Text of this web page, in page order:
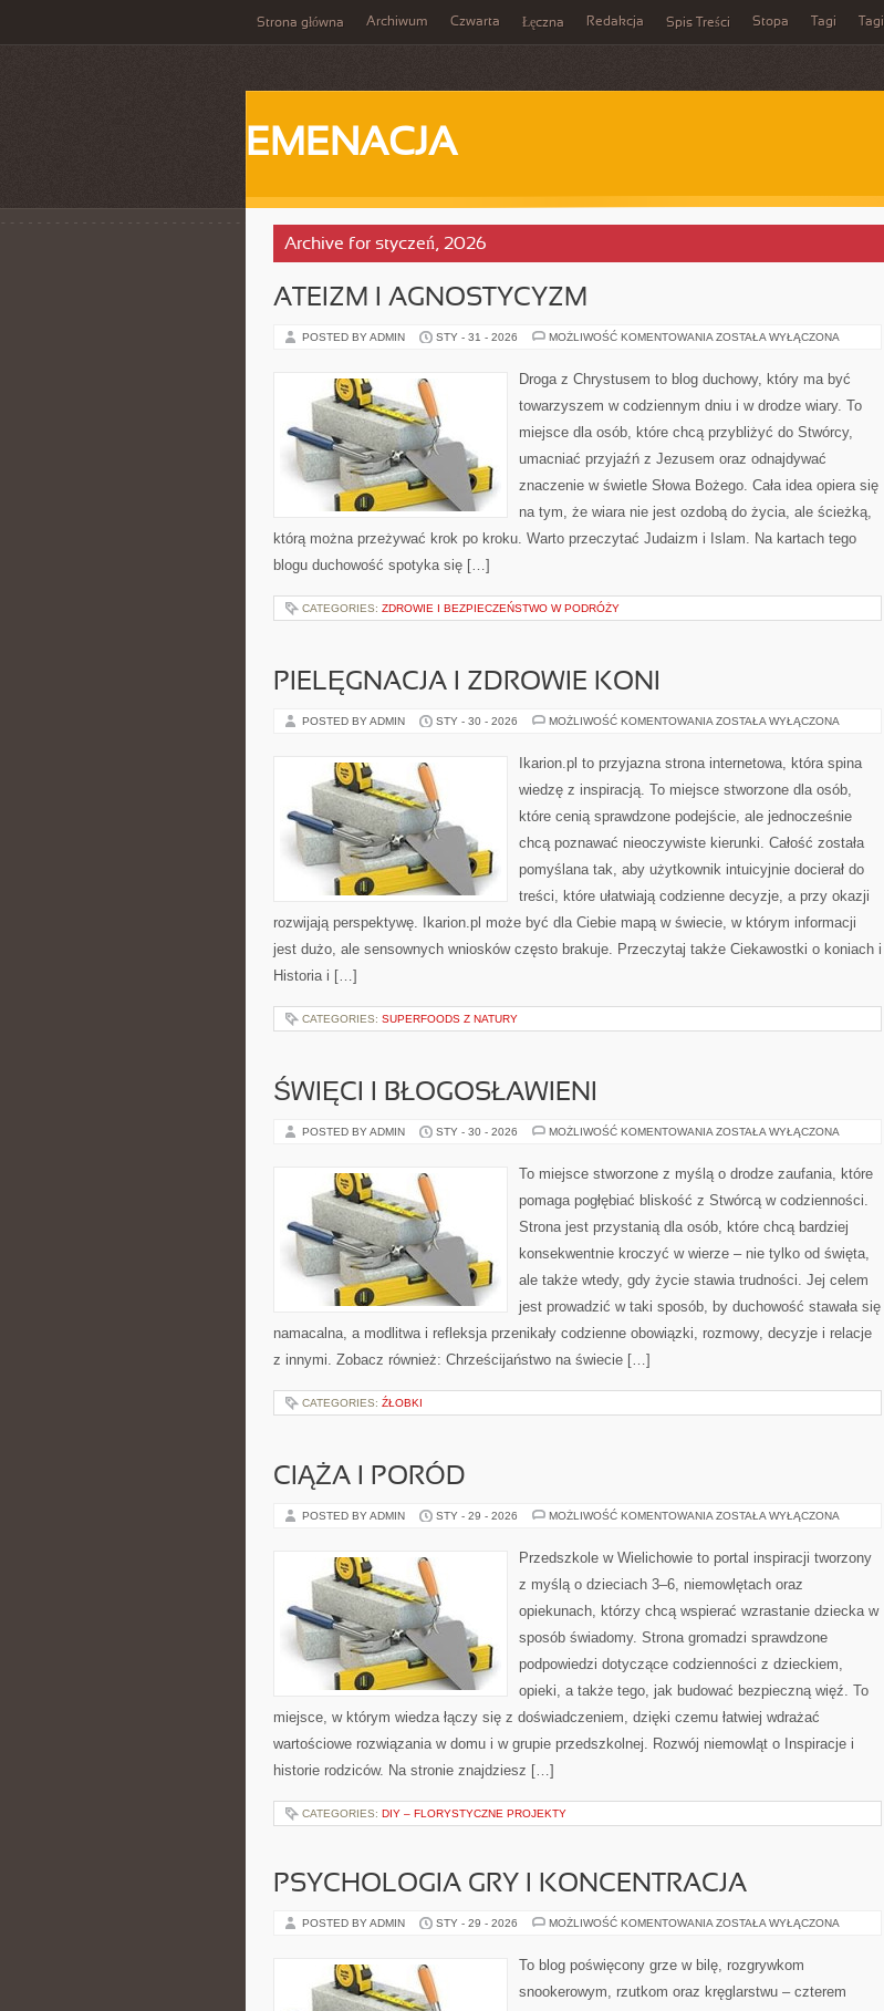
Strona główna Archiwum Czwarta Łęczna Redakcja Spis Treści Stopa Tagi Tagi
EMENACJA
Archive for styczeń, 2026
ATEIZM I AGNOSTYCYZM
POSTED BY ADMIN STY - 31 - 2026 MOŻLIWOŚĆ KOMENTOWANIA ATEIZM
ZOSTAŁA WYŁĄCZONA
Droga z Chrystusem to blog duchowy, który ma być
towarzyszem w codziennym dniu i w drodze wiary. To
miejsce dla osób, które chcą przybliżyć do Stwórcy,
umacniać przyjaźń z Jezusem oraz odnajdywać
znaczenie w świetle Słowa Bożego. Cała idea opiera się
na tym, że wiara nie jest ozdobą do życia, ale ścieżką,
którą można przeżywać krok po kroku. Warto przeczytać Judaizm i Islam. Na kartach tego
blogu duchowość spotyka się […]
CATEGORIES: ZDROWIE I BEZPIECZEŃSTWO W PODRÓŻY
PIELĘGNACJA I ZDROWIE KONI
POSTED BY ADMIN STY - 30 - 2026 MOŻLIWOŚĆ KOMENTOWANIA PIELĘGNACJA
KONI
ZOSTAŁA WYŁĄCZONA
Ikarion.pl to przyjazna strona internetowa, która spina
wiedzę z inspiracją. To miejsce stworzone dla osób,
które cenią sprawdzone podejście, ale jednocześnie
chcą poznawać nieoczywiste kierunki. Całość została
pomyślana tak, aby użytkownik intuicyjnie docierał do
treści, które ułatwiają codzienne decyzje, a przy okazji
rozwijają perspektywę. Ikarion.pl może być dla Ciebie mapą w świecie, w którym informacji
jest dużo, ale sensownych wniosków często brakuje. Przeczytaj także Ciekawostki o koniach i
Historia i […]
CATEGORIES: SUPERFOODS Z NATURY
ŚWIĘCI I BŁOGOSŁAWIENI
POSTED BY ADMIN STY - 30 - 2026 MOŻLIWOŚĆ KOMENTOWANIA ŚWIĘCI
ZOSTAŁA WYŁĄCZONA
To miejsce stworzone z myślą o drodze zaufania, które
pomaga pogłębiać bliskość z Stwórcą w codzienności.
Strona jest przystanią dla osób, które chcą bardziej
konsekwentnie kroczyć w wierze – nie tylko od święta,
ale także wtedy, gdy życie stawia trudności. Jej celem
jest prowadzić w taki sposób, by duchowość stawała się
namacalna, a modlitwa i refleksja przenikały codzienne obowiązki, rozmowy, decyzje i relacje
z innymi. Zobacz również: Chrześcijaństwo na świecie […]
CATEGORIES: ŹŁOBKI
CIĄŻA I PORÓD
POSTED BY ADMIN STY - 29 - 2026 MOŻLIWOŚĆ KOMENTOWANIA CIĄŻA
ZOSTAŁA WYŁĄCZONA
Przedszkole w Wielichowie to portal inspiracji tworzony
z myślą o dzieciach 3–6, niemowlętach oraz
opiekunach, którzy chcą wspierać wzrastanie dziecka w
sposób świadomy. Strona gromadzi sprawdzone
podpowiedzi dotyczące codzienności z dzieckiem,
opieki, a także tego, jak budować bezpieczną więź. To
miejsce, w którym wiedza łączy się z doświadczeniem, dzięki czemu łatwiej wdrażać
wartościowe rozwiązania w domu i w grupie przedszkolnej. Rozwój niemowląt o Inspiracje i
historie rodziców. Na stronie znajdziesz […]
CATEGORIES: DIY – FLORYSTYCZNE PROJEKTY
PSYCHOLOGIA GRY I KONCENTRACJA
POSTED BY ADMIN STY - 29 - 2026 MOŻLIWOŚĆ KOMENTOWANIA PSYCHOLOGIA
KONCENTRACJA
ZOSTAŁA WYŁĄCZONA
To blog poświęcony grze w bilę, rozgrywkom
snookerowym, rzutkom oraz kręglarstwu – czterem